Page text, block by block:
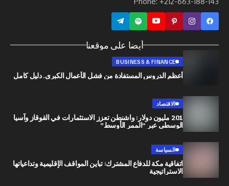
أيضا على موقعنا
BUSINESS & FINANCE
أعظم الدروس المستفادة من فشل الأعمال الكبرى. دليل كامل
201 مليون دولار: واشنطن تعزز الاستثمارات في القوقاز وآسيا
الوسطى عبر “الممر الأوسط”
اتفاقية مكة للدفاع المشترك: تباين المواقف الإقليمية وتداعياتها
الاستراتيجية